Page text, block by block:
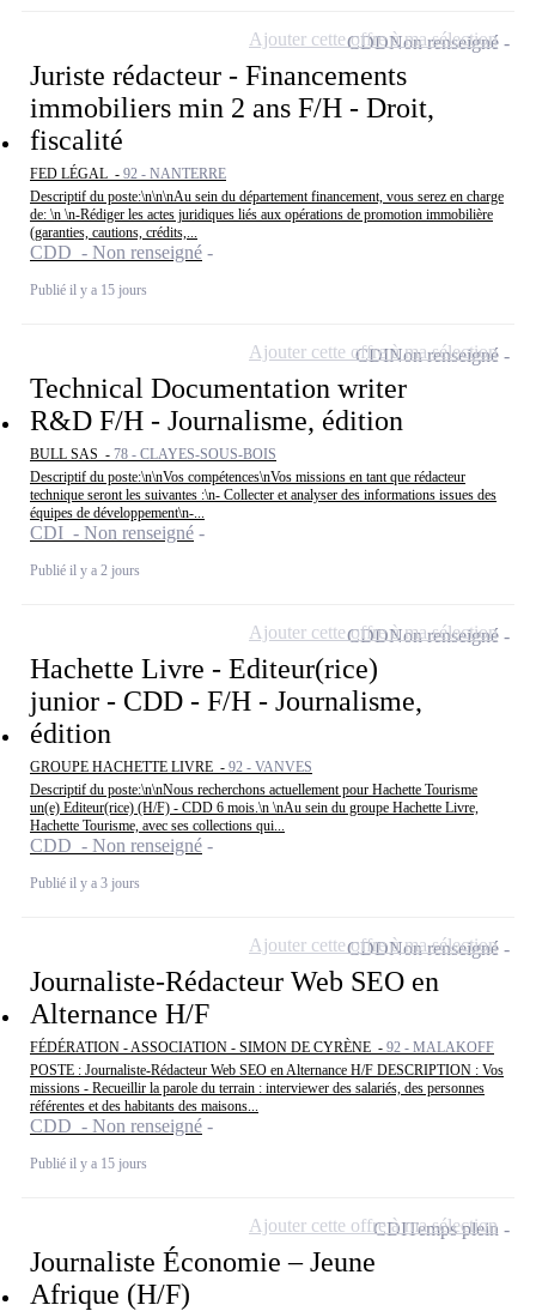
Juriste rédacteur - Financements
immobiliers min 2 ans F/H - Droit,
fiscalité
FED LÉGAL - 92 - NANTERRE
Descriptif du poste:\n\n\nAu sein du département financement, vous serez en charge
de: \n \n-Rédiger les actes juridiques liés aux opérations de promotion immobilière
(garanties, cautions, crédits,...
CDD - Non renseigné
Publié il y a 15 jours
CDDNon renseigné
Ajouter cette offre à ma sélection
Technical Documentation writer
R&D F/H - Journalisme, édition
BULL SAS - 78 - CLAYES-SOUS-BOIS
Descriptif du poste:\n\nVos compétences\nVos missions en tant que rédacteur
technique seront les suivantes :\n- Collecter et analyser des informations issues des
équipes de développement\n-...
CDI - Non renseigné
Publié il y a 2 jours
CDINon renseigné
Ajouter cette offre à ma sélection
Hachette Livre - Editeur(rice)
junior - CDD - F/H - Journalisme,
édition
GROUPE HACHETTE LIVRE - 92 - VANVES
Descriptif du poste:\n\nNous recherchons actuellement pour Hachette Tourisme
un(e) Editeur(rice) (H/F) - CDD 6 mois.\n \nAu sein du groupe Hachette Livre,
Hachette Tourisme, avec ses collections qui...
CDD - Non renseigné
Publié il y a 3 jours
CDDNon renseigné
Ajouter cette offre à ma sélection
Journaliste-Rédacteur Web SEO en
Alternance H/F
FÉDÉRATION - ASSOCIATION - SIMON DE CYRÈNE - 92 - MALAKOFF
POSTE : Journaliste-Rédacteur Web SEO en Alternance H/F DESCRIPTION : Vos
missions - Recueillir la parole du terrain : interviewer des salariés, des personnes
référentes et des habitants des maisons...
CDD - Non renseigné
Publié il y a 15 jours
CDDNon renseigné
Ajouter cette offre à ma sélection
Journaliste Économie – Jeune
Afrique (H/F)
CDITemps plein
Ajouter cette offre à ma sélection